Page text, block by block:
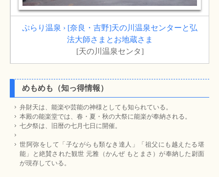
ぷらり温泉 › [奈良・吉野]天の川温泉センターと弘
法大師さまとお地蔵さま
[天の川温泉センタ]
めもめも（知っ得情報）
弁財天は、能楽や芸能の神様としても知られている。
本殿の能楽堂では、春・夏・秋の大祭に能楽が奉納される。
七夕祭は、旧暦の七月七日に開催。
世阿弥をして「子ながらも類なき達人」「祖父にも越えたる堪
能」と絶賛された観世 元雅（かんぜ もとまさ）が奉納した尉面
が現存している。